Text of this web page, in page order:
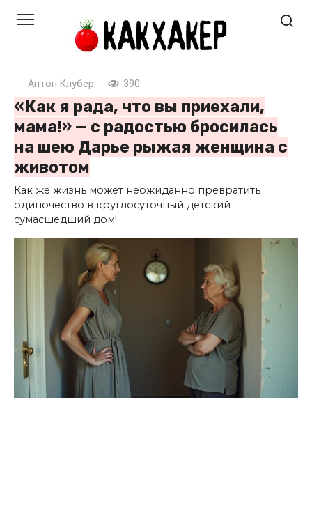
Антон Клубер 390
«Как я рада, что вы приехали,
мама!» — с радостью бросилась
на шею Дарье рыжая женщина с
животом
Как же жизнь может неожиданно превратить
одиночество в круглосуточный детский
сумасшедший дом!